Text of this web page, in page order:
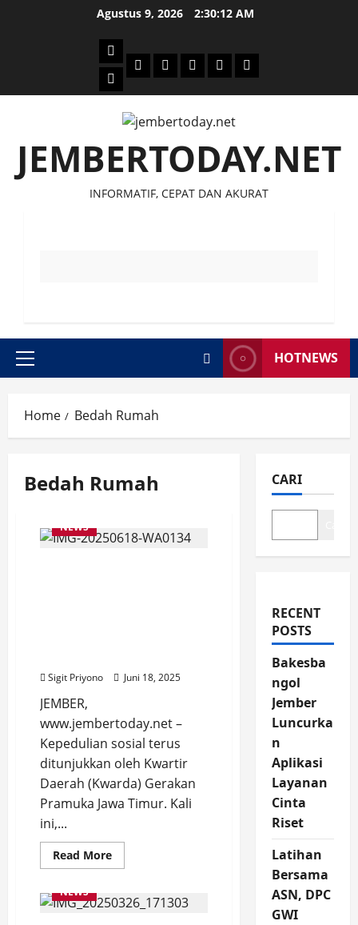
Agustus 9, 2026 2:30:12 AM
Beranda
News
PolitikOtomotifEkonomiSosialtentang
JEMBERTODAY.NET
INFORMATIF, CEPAT DAN AKURAT
Primary
HOTNEWS
Home Bedah Rumah
Bedah Rumah
NEWS
Sigit Priyono Juni 18, 2025
JEMBER,
www.jembertoday.net –
Kepedulian sosial terus
ditunjukkan oleh Kwartir
Daerah (Kwarda) Gerakan
Pramuka Jawa Timur. Kali
ini,...
Read MoreRead
more
Gerakan
Pramuka
NEWS
CARI
RECENT
POSTS
Bakesba
ngol
Jember
Luncurka
n
Aplikasi
Layanan
Cinta
Riset
Latihan
Bersama
ASN, DPC
GWI